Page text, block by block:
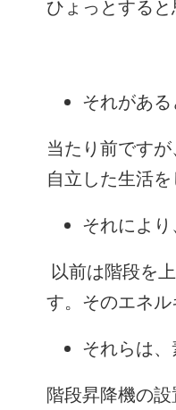
ひょっとする
それがあ
当たり前です
自立した生活
それによ
以前は階段を
す。そのエネル
それらは
階段昇降機の